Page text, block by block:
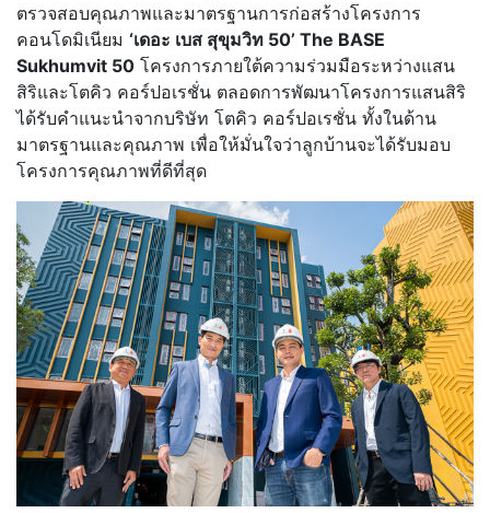
ตรวจสอบคุณภาพและมาตรฐานการก่อสร้างโครงการ
คอนโดมิเนียม ‘เดอะ เบส สุขุมวิท 50’ The BASE
Sukhumvit 50 โครงการภายใต้ความร่วมมือระหว่างแสน
สิริและโตคิว คอร์ปอเรชั่น ตลอดการพัฒนาโครงการแสนสิริ
ได้รับคำแนะนำจากบริษัท โตคิว คอร์ปอเรชั่น ทั้งในด้าน
มาตรฐานและคุณภาพ เพื่อให้มั่นใจว่าลูกบ้านจะได้รับมอบ
โครงการคุณภาพที่ดีที่สุด